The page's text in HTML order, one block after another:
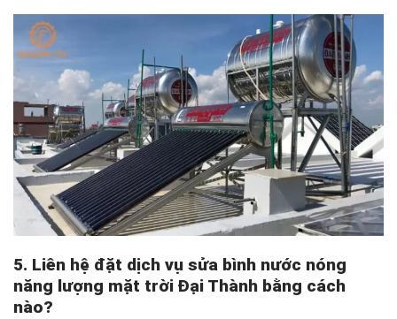
5. Liên hệ đặt dịch vụ sửa bình nước nóng
năng lượng mặt trời Đại Thành bằng cách
nào?